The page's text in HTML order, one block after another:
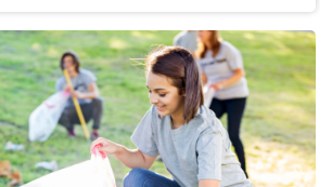
leido kelių ir gatvių asfaltavimo